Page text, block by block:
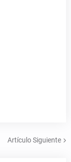
Artículo Siguiente